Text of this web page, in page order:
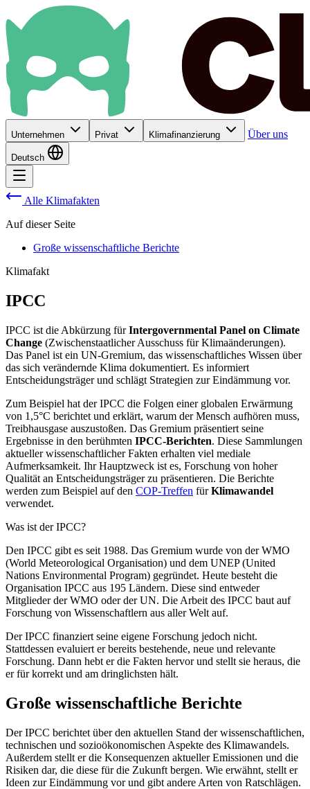
Unternehmen Privat Klimafinanzierung Über uns
Deutsch
Alle Klimafakten
Auf dieser Seite
Große wissenschaftliche Berichte
Klimafakt
IPCC
IPCC ist die Abkürzung fürIntergovernmental Panel on Climate
Change (Zwischenstaatlicher Ausschuss für Klimaänderungen).
Das Panel ist ein UN-Gremium, das wissenschaftliches Wissen über
das sich verändernde Klima dokumentiert. Es informiert
Entscheidungsträger und schlägt Strategien zur Eindämmung vor.
Zum Beispiel hat der IPCC die Folgen einer globalen Erwärmung
von 1,5°C berichtet und erklärt, warum der Mensch aufhören muss,
Treibhausgase auszustoßen. Das Gremium präsentiert seine
Ergebnisse in den berühmten IPCC-Berichten. Diese Sammlungen
aktueller wissenschaftlicher Fakten erhalten viel mediale
Aufmerksamkeit. Ihr Hauptzweck ist es, Forschung von hoher
Qualität an Entscheidungsträger zu präsentieren. Die Berichte
werden zum Beispiel auf den COP-Treffen fürKlimawandel
verwendet.
Was ist der IPCC?
Den IPCC gibt es seit 1988. Das Gremium wurde von der WMO
(World Meteorological Organisation) und dem UNEP (United
Nations Environmental Program) gegründet. Heute besteht die
Organisation IPCC aus 195 Ländern. Diese sind entweder
Mitglieder der WMO oder der UN. Die Arbeit des IPCC baut auf
Forschung von Wissenschaftlern aus aller Welt auf.
Der IPCC finanziert seine eigene Forschung jedoch nicht.
Stattdessen evaluiert er bereits bestehende, neue und relevante
Forschung. Dann hebt er die Fakten hervor und stellt sie heraus, die
er für korrekt und am dringlichsten hält.
Große wissenschaftliche Berichte
Der IPCC berichtet über den aktuellen Stand der wissenschaftlichen,
technischen und sozioökonomischen Aspekte des Klimawandels.
Außerdem stellt er die Konsequenzen aktueller Emissionen und die
Risiken dar, die diese für die Zukunft bergen. Wie erwähnt, stellt er
Ideen zur Eindämmung vor und gibt andere Arten von Ratschlägen.